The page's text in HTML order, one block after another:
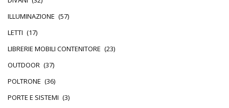
ILLUMINAZIONE (57)
LETTI (17)
LIBRERIE MOBILI CONTENITORE (23)
OUTDOOR (37)
POLTRONE (36)
PORTE E SISTEMI (3)